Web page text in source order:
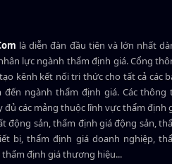
là diễn đàn đầu tiên và lớn nhất
lực ngành thẩm định giá. Cổng
kênh kết nối tri thức cho tất cả các
đến ngành thẩm định giá. Các thông
các mảng thuộc lĩnh vực thẩm định
động sản, thẩm định giá động sản,
bị, thẩm định giá doanh nghiệp,
định giá thương hiệu...